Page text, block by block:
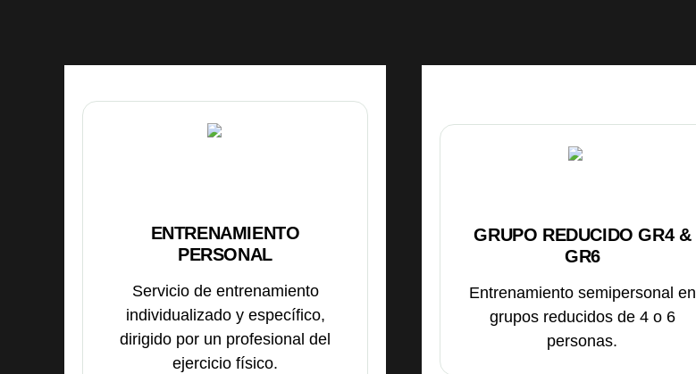
ENTRENAMIENTO
PERSONAL
Servicio de entrenamiento
individualizado y específico,
dirigido por un profesional del
ejercicio físico.
GRUPO REDUCIDO GR4 &
GR6
Entrenamiento semipersonal en
grupos reducidos de 4 o 6
personas.